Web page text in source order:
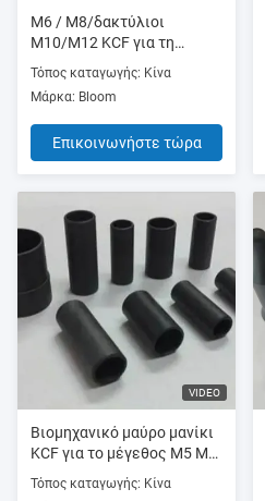
M6 / M8/δακτύλιοι
M10/M12 KCF για τη
συγκόλληση μπουλονιών
Τόπος καταγωγής: Κίνα
Μάρκα: Bloom
Επικοινωνήστε τώρα
VIDEO
Βιομηχανικό μαύρο μανίκι
KCF για το μέγεθος M5 M6
M8 M10 M12 συγκόλλησης
μπουλονιών
Τόπος καταγωγής: Κίνα